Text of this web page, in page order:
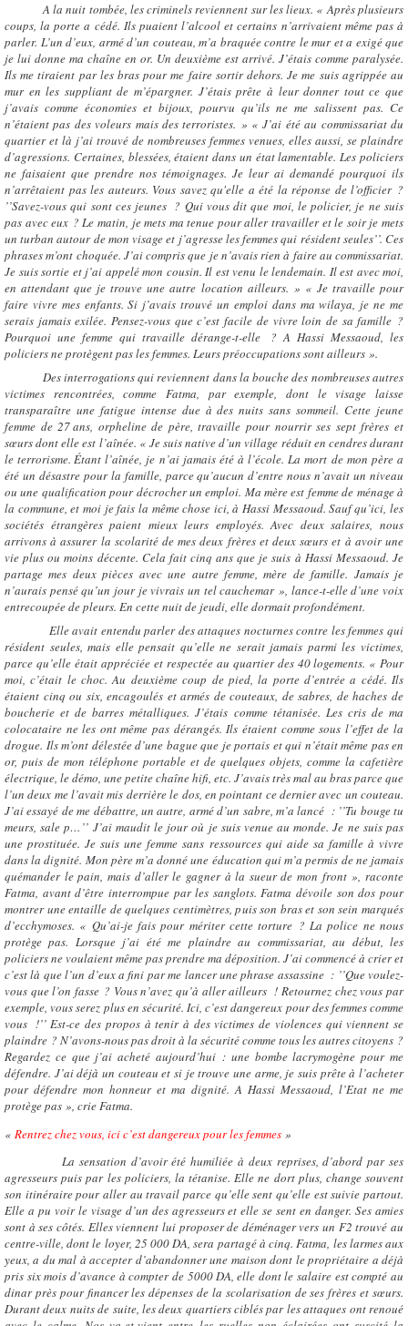
A la nuit tombée, les criminels reviennent sur les lieux. « Après plusieurs
coups, la porte a cédé. Ils puaient l’alcool et certains n’arrivaient même pas à
parler. L’un d’eux, armé d’un couteau, m’a braquée contre le mur et a exigé que
je lui donne ma chaîne en or. Un deuxième est arrivé. J’étais comme paralysée.
Ils me tiraient par les bras pour me faire sortir dehors. Je me suis agrippée au
mur en les suppliant de m’épargner. J’étais prête à leur donner tout ce que
j’avais comme économies et bijoux, pourvu qu’ils ne me salissent pas. Ce
n’étaient pas des voleurs mais des terroristes. » « J’ai été au commissariat du
quartier et là j’ai trouvé de nombreuses femmes venues, elles aussi, se plaindre
d’agressions. Certaines, blessées, étaient dans un état lamentable. Les policiers
ne faisaient que prendre nos témoignages. Je leur ai demandé pourquoi ils
n’arrêtaient pas les auteurs. Vous savez qu'elle a été la réponse de l’officier ?
’’Savez-vous qui sont ces jeunes ? Qui vous dit que moi, le policier, je ne suis
pas avec eux ? Le matin, je mets ma tenue pour aller travailler et le soir je mets
un turban autour de mon visage et j’agresse les femmes qui résident seules’’. Ces
phrases m’ont choquée. J’ai compris que je n’avais rien à faire au commissariat.
Je suis sortie et j’ai appelé mon cousin. Il est venu le lendemain. Il est avec moi,
en attendant que je trouve une autre location ailleurs. » « Je travaille pour
faire vivre mes enfants. Si j’avais trouvé un emploi dans ma wilaya, je ne me
serais jamais exilée. Pensez-vous que c’est facile de vivre loin de sa famille ?
Pourquoi une femme qui travaille dérange-t-elle ? A Hassi Messaoud, les
policiers ne protègent pas les femmes. Leurs préoccupations sont ailleurs ».
Des interrogations qui reviennent dans la bouche des nombreuses autres
victimes rencontrées, comme Fatma, par exemple, dont le visage laisse
transparaître une fatigue intense due à des nuits sans sommeil. Cette jeune
femme de 27 ans, orpheline de père, travaille pour nourrir ses sept frères et
sœurs dont elle est l’aînée. « Je suis native d’un village réduit en cendres durant
le terrorisme. Étant l’aînée, je n’ai jamais été à l’école. La mort de mon père a
été un désastre pour la famille, parce qu’aucun d’entre nous n’avait un niveau
ou une qualification pour décrocher un emploi. Ma mère est femme de ménage à
la commune, et moi je fais la même chose ici, à Hassi Messaoud. Sauf qu’ici, les
sociétés étrangères paient mieux leurs employés. Avec deux salaires, nous
arrivons à assurer la scolarité de mes deux frères et deux sœurs et à avoir une
vie plus ou moins décente. Cela fait cinq ans que je suis à Hassi Messaoud. Je
partage mes deux pièces avec une autre femme, mère de famille. Jamais je
n’aurais pensé qu’un jour je vivrais un tel cauchemar », lance-t-elle d’une voix
entrecoupée de pleurs. En cette nuit de jeudi, elle dormait profondément.
Elle avait entendu parler des attaques nocturnes contre les femmes qui
résident seules, mais elle pensait qu’elle ne serait jamais parmi les victimes,
parce qu’elle était appréciée et respectée au quartier des 40 logements. « Pour
moi, c’était le choc. Au deuxième coup de pied, la porte d’entrée a cédé. Ils
étaient cinq ou six, encagoulés et armés de couteaux, de sabres, de haches de
boucherie et de barres métalliques. J’étais comme tétanisée. Les cris de ma
colocataire ne les ont même pas dérangés. Ils étaient comme sous l’effet de la
drogue. Ils m’ont délestée d’une bague que je portais et qui n’était même pas en
or, puis de mon téléphone portable et de quelques objets, comme la cafetière
électrique, le démo, une petite chaîne hifi, etc. J’avais très mal au bras parce que
l’un deux me l’avait mis derrière le dos, en pointant ce dernier avec un couteau.
J’ai essayé de me débattre, un autre, armé d’un sabre, m’a lancé : ’’Tu bouge tu
meurs, sale p…’’ J’ai maudit le jour où je suis venue au monde. Je ne suis pas
une prostituée. Je suis une femme sans ressources qui aide sa famille à vivre
dans la dignité. Mon père m’a donné une éducation qui m’a permis de ne jamais
quémander le pain, mais d’aller le gagner à la sueur de mon front », raconte
Fatma, avant d’être interrompue par les sanglots. Fatma dévoile son dos pour
montrer une entaille de quelques centimètres, puis son bras et son sein marqués
d’ecchymoses. « Qu’ai-je fais pour mériter cette torture ? La police ne nous
protège pas. Lorsque j’ai été me plaindre au commissariat, au début, les
policiers ne voulaient même pas prendre ma déposition. J’ai commencé à crier et
c’est là que l’un d’eux a fini par me lancer une phrase assassine : ’’Que voulez-
vous que l’on fasse ? Vous n’avez qu’à aller ailleurs ! Retournez chez vous par
exemple, vous serez plus en sécurité. Ici, c’est dangereux pour des femmes comme
vous !’’ Est-ce des propos à tenir à des victimes de violences qui viennent se
plaindre ? N’avons-nous pas droit à la sécurité comme tous les autres citoyens ?
Regardez ce que j’ai acheté aujourd’hui : une bombe lacrymogène pour me
défendre. J’ai déjà un couteau et si je trouve une arme, je suis prête à l’acheter
pour défendre mon honneur et ma dignité. A Hassi Messaoud, l’Etat ne me
protège pas », crie Fatma.
« Rentrez chez vous, ici c’est dangereux pour les femmes »
La sensation d’avoir été humiliée à deux reprises, d’abord par ses
agresseurs puis par les policiers, la tétanise. Elle ne dort plus, change souvent
son itinéraire pour aller au travail parce qu’elle sent qu’elle est suivie partout.
Elle a pu voir le visage d’un des agresseurs et elle se sent en danger. Ses amies
sont à ses côtés. Elles viennent lui proposer de déménager vers un F2 trouvé au
centre-ville, dont le loyer, 25 000 DA, sera partagé à cinq. Fatma, les larmes aux
yeux, a du mal à accepter d’abandonner une maison dont le propriétaire a déjà
pris six mois d’avance à compter de 5000 DA, elle dont le salaire est compté au
dinar près pour financer les dépenses de la scolarisation de ses frères et sœurs.
Durant deux nuits de suite, les deux quartiers ciblés par les attaques ont renoué